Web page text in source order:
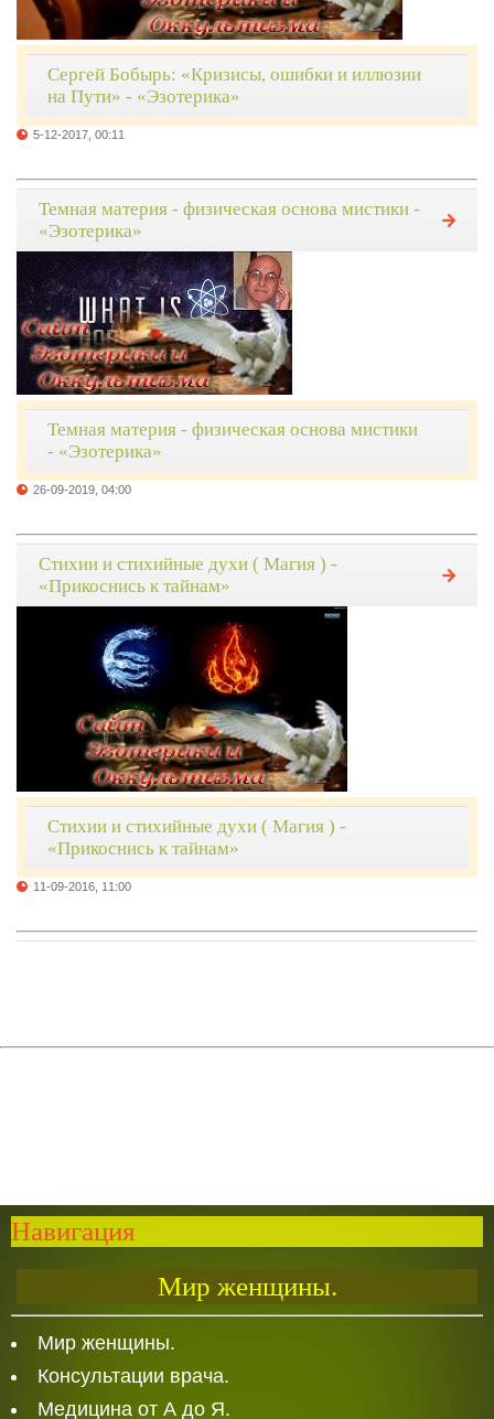
Сергей Бобырь: «Кризисы, ошибки и иллюзии
на Пути» - «Эзотерика»
5-12-2017, 00:11
Темная материя - физическая основа мистики -
«Эзотерика»
Темная материя - физическая основа мистики
- «Эзотерика»
26-09-2019, 04:00
Стихии и стихийные духи ( Магия ) -
«Прикоснись к тайнам»
Стихии и стихийные духи ( Магия ) -
«Прикоснись к тайнам»
11-09-2016, 11:00
Навигация
Мир женщины.
Мир женщины.
Консультации врача.
Медицина от А до Я.